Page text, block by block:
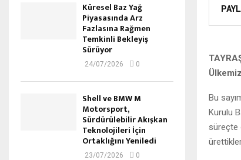
Bu
Kurulu
süreçte
Küresel Baz Yağ
Piyasasında Arz
Fazlasına Rağmen
Temkinli Bekleyiş
Sürüyor
24/07/2026 0
Shell ve BMW M
Motorsport,
Sürdürülebilir Akışkan
Teknolojileri İçin
Ortaklığını Yeniledi
23/07/2026 0